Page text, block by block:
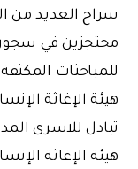
سراح العديد من
محتجزين في
للمباحثات
هيئة الإغاثة
تبادل للاسرى
هيئة الإغاثة